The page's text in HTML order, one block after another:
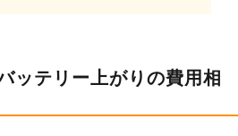
ッテリー上がりの費用相